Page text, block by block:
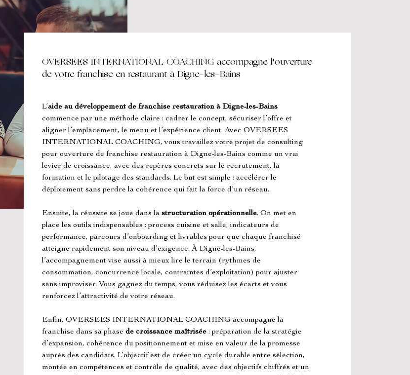
OVERSEES INTERNATIONAL COACHING accompagne l'ouverture
de votre franchise en restaurant à Digne-les-Bains
L’aide au développement de franchise restauration à Digne-les-Bains
commence par une méthode claire : cadrer le concept, sécuriser l’offre et
aligner l’emplacement, le menu et l’expérience client. Avec OVERSEES
INTERNATIONAL COACHING, vous travaillez votre projet de consulting
pour ouverture de franchise restauration à Digne-les-Bains comme un vrai
levier de croissance, avec des repères concrets sur le recrutement, la
formation et le pilotage des standards. Le but est simple : accélérer le
déploiement sans perdre la cohérence qui fait la force d’un réseau.
Ensuite, la réussite se joue dans la structuration opérationnelle. On met en
place les outils indispensables : process cuisine et salle, indicateurs de
performance, parcours d’onboarding et livrables pour que chaque franchisé
atteigne rapidement son niveau d’exigence. À Digne-les-Bains,
l’accompagnement vise aussi à mieux lire le terrain (rythmes de
consommation, concurrence locale, contraintes d’exploitation) pour ajuster
sans improviser. Vous gagnez du temps, vous réduisez les écarts et vous
renforcez l’attractivité de votre réseau.
Enfin, OVERSEES INTERNATIONAL COACHING accompagne la
franchise dans sa phase de croissance maîtrisée : préparation de la stratégie
d’expansion, cohérence du positionnement et mise en valeur de la promesse
auprès des candidats. L’objectif est de créer un cycle durable entre sélection,
montée en compétences et contrôle de qualité, avec des objectifs chiffrés et un